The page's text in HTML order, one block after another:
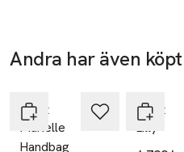
Vestre Hedevej 18
4000 Roskilde
E-post
adax@adax.dk
Andra har även köpt
Adax
Marielle
Handbag
Adax
Lilly